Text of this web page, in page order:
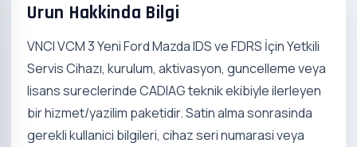
Urun Hakkinda Bilgi
VNCI VCM 3 Yeni Ford Mazda IDS ve FDRS İçin Yetkili
Servis Cihazı, kurulum, aktivasyon, guncelleme veya
lisans sureclerinde CADIAG teknik ekibiyle ilerleyen
bir hizmet/yazilim paketidir. Satin alma sonrasinda
gerekli kullanici bilgileri, cihaz seri numarasi veya